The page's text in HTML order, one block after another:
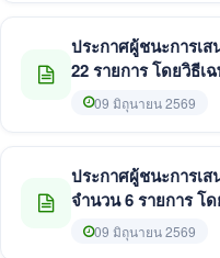
ประกาศผู้ชนะการเ
22 รายการ โดยวิธีเ
09 มิถุนายน 2569
ประกาศผู้ชนะการเ
จำนวน 6 รายการ โด
09 มิถุนายน 2569